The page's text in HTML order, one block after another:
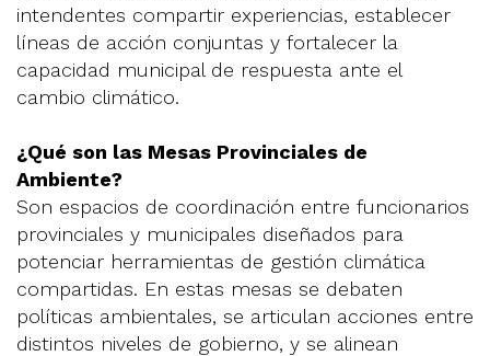
intendentes compartir experiencias, establecer
líneas de acción conjuntas y fortalecer la
capacidad municipal de respuesta ante el
cambio climático.
¿Qué son las Mesas Provinciales de
Ambiente?
Son espacios de coordinación entre funcionarios
provinciales y municipales diseñados para
potenciar herramientas de gestión climática
compartidas. En estas mesas se debaten
políticas ambientales, se articulan acciones entre
distintos niveles de gobierno, y se alinean